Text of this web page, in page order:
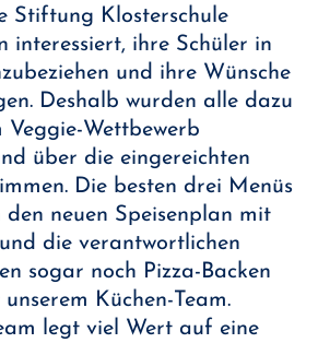
Stiftung Klosterschule
interessiert, ihre Schüler in
und ihre Wünsche
Deshalb wurden alle dazu
Wettbewerb
über die eingereichten
Die besten drei Menüs
neuen Speisenplan mit
die verantwortlichen
sogar noch Pizza-Backen
Küchen-Team.
legt viel Wert auf eine